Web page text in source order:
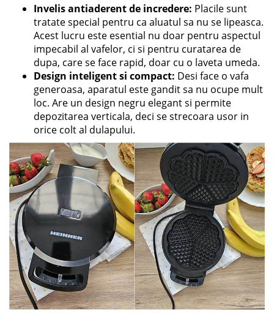
Invelis antiaderent de incredere: Placile sunt
tratate special pentru ca aluatul sa nu se lipeasca.
Acest lucru este esential nu doar pentru aspectul
impecabil al vafelor, ci si pentru curatarea de
dupa, care se face rapid, doar cu o laveta umeda.
Design inteligent si compact: Desi face o vafa
generoasa, aparatul este gandit sa nu ocupe mult
loc. Are un design negru elegant si permite
depozitarea verticala, deci se strecoara usor in
orice colt al dulapului.